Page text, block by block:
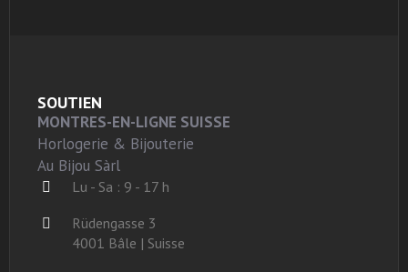
SOUTIEN
MONTRES-EN-LIGNE SUISSE
Horlogerie & Bijouterie
Au Bijou Sàrl
Lu - Sa : 9 - 17 h
Rüdengasse 3
4001 Bâle | Suisse